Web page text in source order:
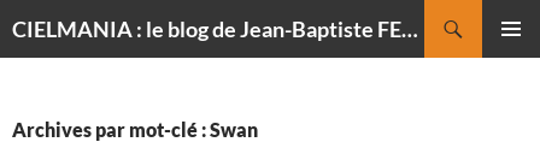
CIELMANIA : le blog de Jean-Baptiste FELDMANN, photographe du ciel
Archives par mot-clé : Swan